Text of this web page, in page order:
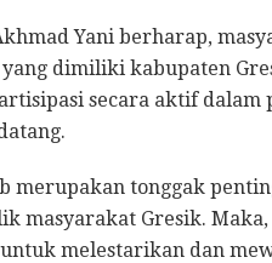
Yani berharap,
dimiliki kabupaten
secara aktif
merupakan tonggak
masyarakat Gresik.
melestarikan dan